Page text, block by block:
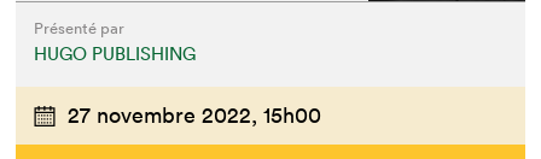
Présenté par
HUGO PUBLISHING
27 novembre 2022, 15h00